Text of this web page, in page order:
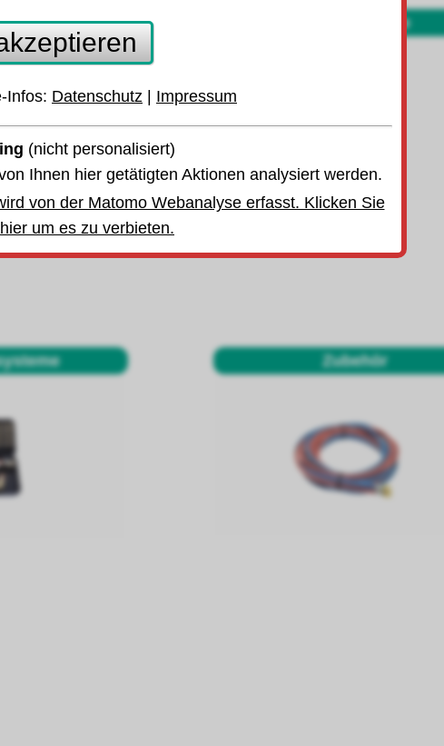
Griffe Düsen · Köpfe
Zubehör
Infos: Datenschutz Impressum
(nicht personalisiert)
Ihnen hier getätigten Aktionen analysiert werden.
von der Matomo Webanalyse erfasst. Klicken Sie
hier um es zu verbieten.